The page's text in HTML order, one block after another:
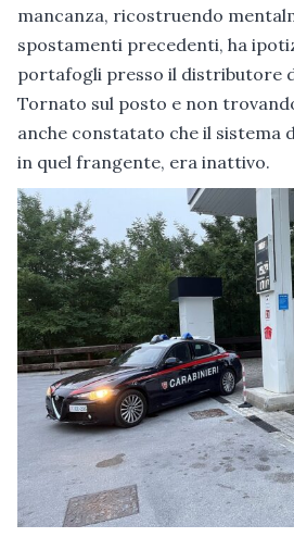
mancanza, ricostruendo
spostamenti precedenti, ha
portafogli presso il distributore
Tornato sul posto e non
anche constatato che il sistema
in quel frangente, era inattivo.